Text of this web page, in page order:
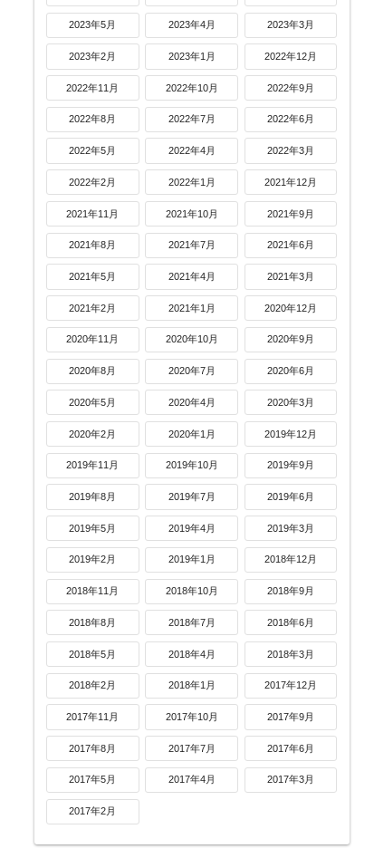
2023年5月 2023年4月 2023年3月
2023年2月 2023年1月 2022年12月
2022年11月 2022年10月 2022年9月
2022年8月 2022年7月 2022年6月
2022年5月 2022年4月 2022年3月
2022年2月 2022年1月 2021年12月
2021年11月 2021年10月 2021年9月
2021年8月 2021年7月 2021年6月
2021年5月 2021年4月 2021年3月
2021年2月 2021年1月 2020年12月
2020年11月 2020年10月 2020年9月
2020年8月 2020年7月 2020年6月
2020年5月 2020年4月 2020年3月
2020年2月 2020年1月 2019年12月
2019年11月 2019年10月 2019年9月
2019年8月 2019年7月 2019年6月
2019年5月 2019年4月 2019年3月
2019年2月 2019年1月 2018年12月
2018年11月 2018年10月 2018年9月
2018年8月 2018年7月 2018年6月
2018年5月 2018年4月 2018年3月
2018年2月 2018年1月 2017年12月
2017年11月 2017年10月 2017年9月
2017年8月 2017年7月 2017年6月
2017年5月 2017年4月 2017年3月
2017年2月